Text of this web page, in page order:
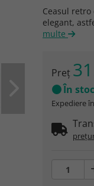
Ceasul
elegant,
multe
Preţ
În stoc
Expediere